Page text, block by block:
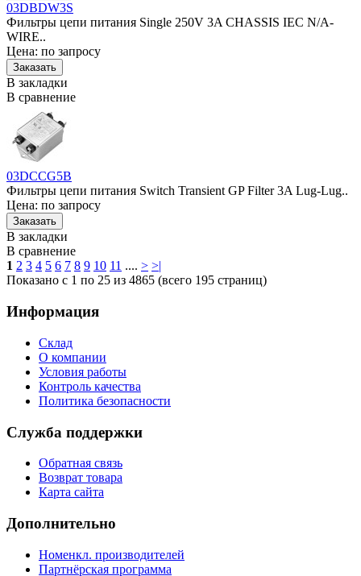
03DBDW3S
Фильтры цепи питания Single 250V 3A CHASSIS IEC N/A-
WIRE..
Цена: по запросу
В закладки
В сравнение
03DCCG5B
Фильтры цепи питания Switch Transient GP Filter 3A Lug-Lug..
Цена: по запросу
В закладки
В сравнение
1 2 3 4 5 6 7 8 9 10 11 .... > >|
Показано с 1 по 25 из 4865 (всего 195 страниц)
Информация
Склад
О компании
Условия работы
Контроль качества
Политика безопасности
Служба поддержки
Обратная связь
Возврат товара
Карта сайта
Дополнительно
Номенкл. производителей
Партнёрская программа